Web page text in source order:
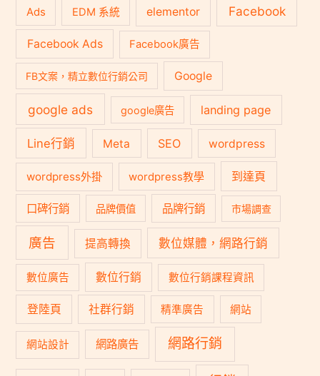
Ads EDM 系統 elementor Facebook
Facebook Ads Facebook廣告
FB文案，精立數位行銷公司 Google
google ads google廣告 landing page
Line行銷 Meta SEO wordpress
wordpress外掛 wordpress教學 到達頁
口碑行銷 品牌價值 品牌行銷 市場調查
廣告 提高轉換 數位媒體，網路行銷
數位廣告 數位行銷 數位行銷課程資訊
登陸頁 社群行銷 精準廣告 網站
網站設計 網路廣告 網路行銷